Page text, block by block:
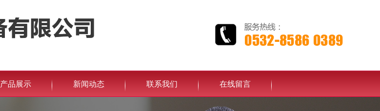
产品展示 新闻动态 联系我们 在线留言